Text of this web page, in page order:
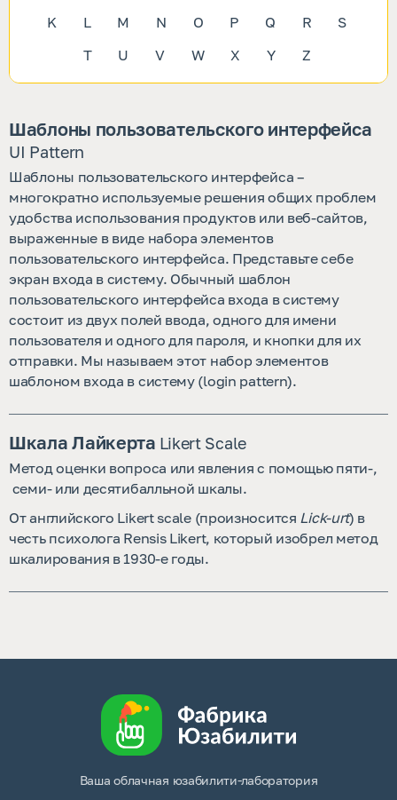
K
L M N O P Q R
S
T
U V W X Y Z
Шаблоны пользовательского интерфейса
UI Pattern
Шаблоны пользовательского интерфейса –
многократно используемые решения общих проблем
удобства использования продуктов или веб-сайтов,
выраженные в виде набора элементов
пользовательского интерфейса. Представьте себе
экран входа в систему. Обычный шаблон
пользовательского интерфейса входа в систему
состоит из двух полей ввода, одного для имени
пользователя и одного для пароля, и кнопки для их
отправки. Мы называем этот набор элементов
шаблоном входа в систему (login pattern).
Шкала Лайкерта Likert Scale
Метод оценки вопроса или явления с помощью пяти-,
семи- или десятибалльной шкалы.
От английского Likert scale (произносится Lick-urt) в
честь психолога Rensis Likert, который изобрел метод
шкалирования в 1930-е годы.
Ваша облачная юзабилити-лаборатория